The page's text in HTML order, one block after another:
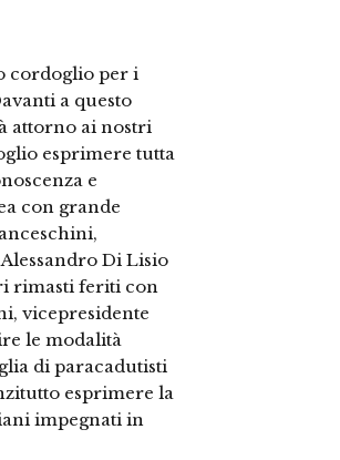
cordoglio per i
a questo
attorno ai nostri
esprimere tutta
e
con grande
Di Lisio
rimasti feriti con
vicepresidente
le modalità
di paracadutisti
esprimere la
impegnati in